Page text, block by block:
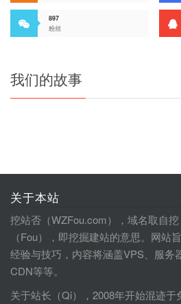
897
粉丝
我们的故事
关于本站
挖站否（WZFou.com），域名取自
（Fou），即挖掘建站的意思。网站
经验与技巧，内容将涵盖VPS、服务
CDN等等。
关于站长（Qi），2008年开始混迹